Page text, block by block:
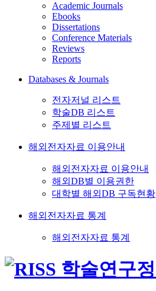
Academic Journals
Ebooks
Dissertations
Conference Materials
Reviews
Reports
Databases & Journals
전자저널 리스트
학술DB 리스트
주제별 리스트
해외전자자료 이용안내
해외전자자료 이용안내
해외DB별 이용권한
대학별 해외DB 구독현황
해외전자자료 통계
해외전자자료 통계